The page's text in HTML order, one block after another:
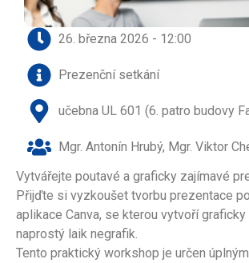
26. března 2026 - 12:00
Prezenční setkání
učebna UL 601 (6. patro budovy
Mgr. Antonín Hrubý, Mgr. Viktor
Vytvářejte poutavé a graficky zajímavé
Přijďte si vyzkoušet tvorbu prezentace
aplikace Canva, se kterou vytvoří
naprostý laik negrafik.
Tento praktický workshop je určen